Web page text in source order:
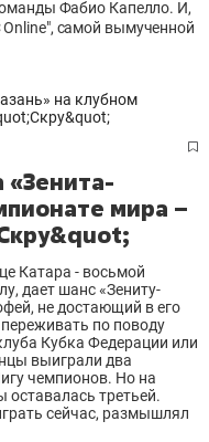
Фабио Капелло. И,
самой вымученной
«Зенита-
мира –
Катара - восьмой
дает шанс «Зениту-
не достающий в его
по поводу
Кубка Федерации или
выиграли два
чемпионов. Но на
третьей.
сейчас, размышлял